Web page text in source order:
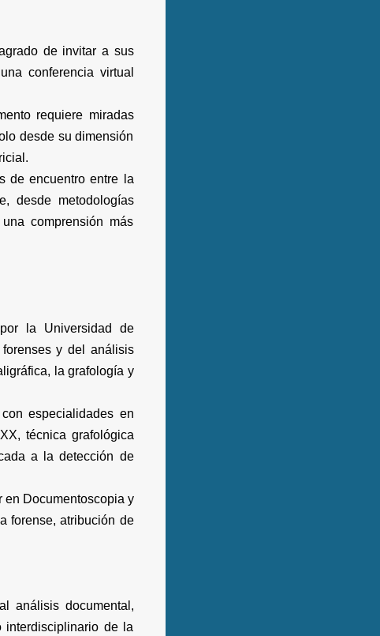
de invitar a sus
conferencia virtual
requiere miradas
desde su dimensión
de encuentro entre la
desde metodologías
comprensión más
la Universidad de
y del análisis
la grafología y
especialidades en
técnica grafológica
a la detección de
en Documentoscopia y
forense, atribución de
análisis documental,
interdisciplinario de la